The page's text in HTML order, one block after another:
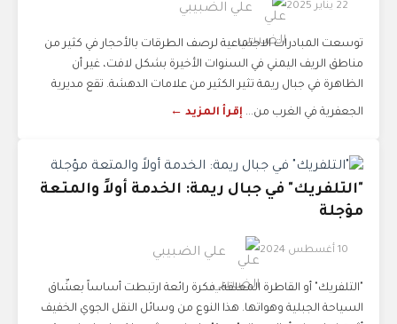
22 يناير 2025 علي الضبيبي
توسعت المبادرات الاجتماعية لرصف الطرقات بالأحجار في كثير من
مناطق الريف اليمني في السنوات الأخيرة بشكل لافت، غير أن
الظاهرة في جبال ريمة تثير الكثير من علامات الدهشة. تقع مديرية
الجعفرية في الغرب من... إقرأ المزيد ←
"التلفريك" في جبال ريمة: الخدمة أولاً والمتعة
مؤجلة
10 أغسطس 2024 علي الضبيبي
"التلفريك" أو القاطرة المعلقة، فكرة رائعة ارتبطت أساساً بعشّاق
السياحة الجبلية وهواتها. هذا النوع من وسائل النقل الجوي الخفيف